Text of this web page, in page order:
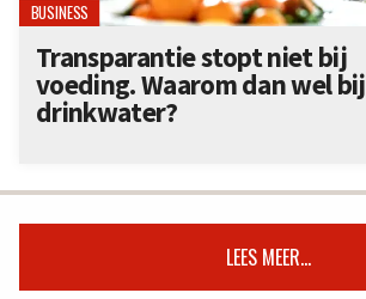
BUSINESS
Transparantie stopt niet bij
voeding. Waarom dan wel bij
drinkwater?
LEES MEER...